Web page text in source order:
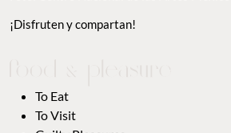
¡Disfruten y compartan!
To Eat
To Visit